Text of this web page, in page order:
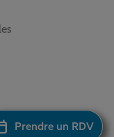
Prendre un RDV